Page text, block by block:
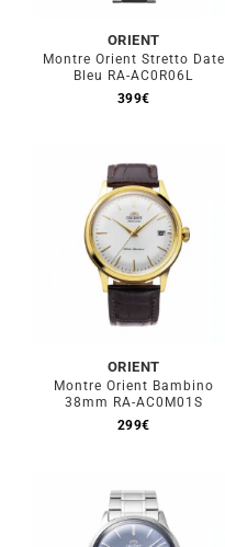
ORIENT
Montre Orient Stretto Date
Bleu RA-AC0R06L
399€
ORIENT
Montre Orient Bambino
38mm RA-AC0M01S
299€